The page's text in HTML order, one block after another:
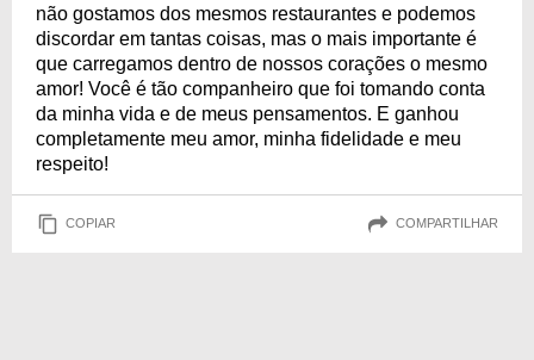
não gostamos dos mesmos restaurantes e podemos
discordar em tantas coisas, mas o mais importante é
que carregamos dentro de nossos corações o mesmo
amor! Você é tão companheiro que foi tomando conta
da minha vida e de meus pensamentos. E ganhou
completamente meu amor, minha fidelidade e meu
respeito!
COPIAR COMPARTILHAR